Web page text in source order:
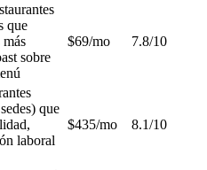
que
sobre
$69/mo 7.8/10
que
laboral
$435/mo 8.1/10